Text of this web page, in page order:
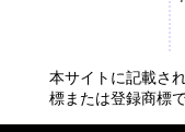
本サイトに記載さ
標または登録商標で